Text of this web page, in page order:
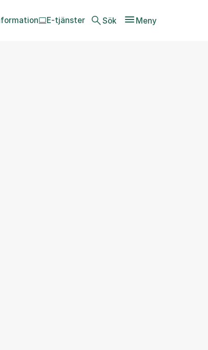
Sök Meny
E-tjänster